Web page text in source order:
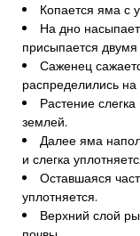
Копается яма с
На дно
присыпается
Саженец
распределились
Растение
землей.
Далее яма
и слегка
Оставшаяся
уплотняется.
Верхний слой